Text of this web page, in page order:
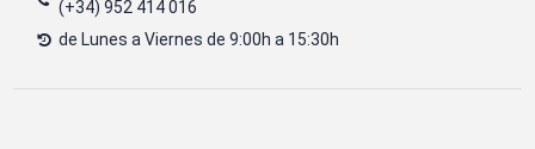
(+34) 952 414 016
de Lunes a Viernes de 9:00h a 15:30h